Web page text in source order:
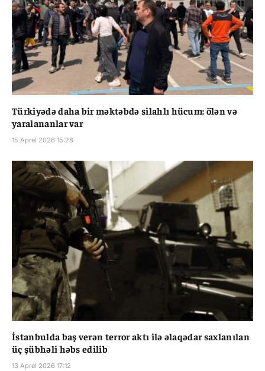
Türkiyədə daha bir məktəbdə silahlı hücum: ölən və
yaralananlar var
15 Aprel 2026 15:28
İstanbulda baş verən terror aktı ilə əlaqədar saxlanılan
üç şübhəli həbs edilib
13 Aprel 2026 17:12